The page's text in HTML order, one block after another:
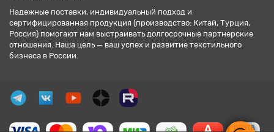
Надежные поставки, индивидуальный подход и
сертифицированная продукция (производство: Китай, Турция,
Россия) помогают нам выстраивать долгосрочные партнерские
отношения. Наша цель — ваш успех и развитие текстильного
бизнеса в России.